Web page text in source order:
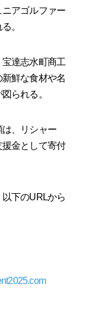
アゴルファー
。
達志水町商工
鮮な食材や名
られる。
、リシャー
金として寄付
下のURLから